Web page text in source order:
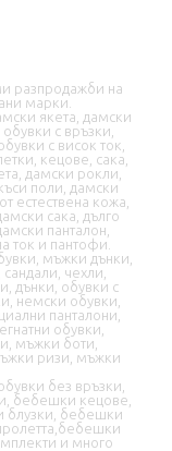
разпродажби на
марки.
якета, дамски
с връзки,
с висок ток,
кецове, сака,
дамски рокли,
поли, дамски
естествена кожа,
сака, дълго
панталон,
ток и пантофи.
мъжки дънки,
чехли,
дънки, обувки с
немски обувки,
панталони,
обувки,
мъжки боти,
ризи, мъжки
без връзки,
бебешки кецове,
блузки, бебешки
и много